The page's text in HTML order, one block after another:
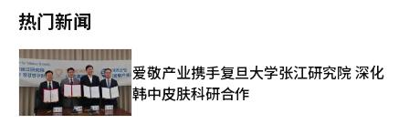
填补准备仍然不足。 是否提高持有税只是第一道考验。真正困难
转向月租的租户。在没有选举的两年里，政府的房地产能力将通过
填补市场的手段而非压制市场的手段来检验。而填补市场的引擎，
尚未完全预热。
贷款限制相结合，使得需求转向相对价格负担较轻的地区。 我们
的银行房地产研究院的南赫宇表示：“强北等外围地区的租赁供应
不足现象相对严重。”他指出：“如果汉江沿岸的主要地区受到投
资需求的影响，那么外围地区则是由实际需求主导的市场。” 他
还表示：“新婚夫妇或单身家庭在政策贷款适用的价格区间内，因
此需求持续流入。”并且，“短期内可能会出现缩小与首尔主要地
区价格差距的‘对齐’现象。” 然而，现场也出现了过热的担
差距较大，因此需要提升供应速度的执行机制。 业界认为，社长
期新城和公共土地开发等供应政策的执行力可能会减弱。 一位业
界人士表示：“在社长空缺长期化的情况下，同时推进分拆设计和
租赁住房扩展存在局限性”，并强调“为了防止供应失误，亟需协
调改革方向并建立执行控制中心”。※ 本报道经人工智能（AI）系
上涨数千单位，导致他们放弃续租，面临被迫迁往外围的境地。”
场的供应不足直接影响到了京畿道。截至今年4月，首尔公寓的入
驻量与去年相比已减半。感受到供应短缺的首尔租客们开始转向相
对居住条件优越、施工延误风险较小的京南生态新城或开发区，需
求逐渐积累。同时，部分投资需求避开了管制区域，导致房源紧张
离。”同时，网络上也出现了批评声音，认为“公共租赁住房实际
上变成了终身居住的工具。” 网友们对此表示：“增加福利并不
意味着人们会更加努力，而是让人们变得依赖。”还有人指
出：“公共租赁住房应该是自立的垫脚石，而不应成为永久居住的
空间。”有人评论：“用税收支持，最终只是在加深依赖性。”也
有人认为：“20年足够让人们做好准备。” 此次争论不仅仅是关
于租赁住房的问题，更是韩国社会居住两极化和福利政策方向的讨
热门新闻
爱敬产业携手复旦大学张江研究院 深化
韩中皮肤科研合作